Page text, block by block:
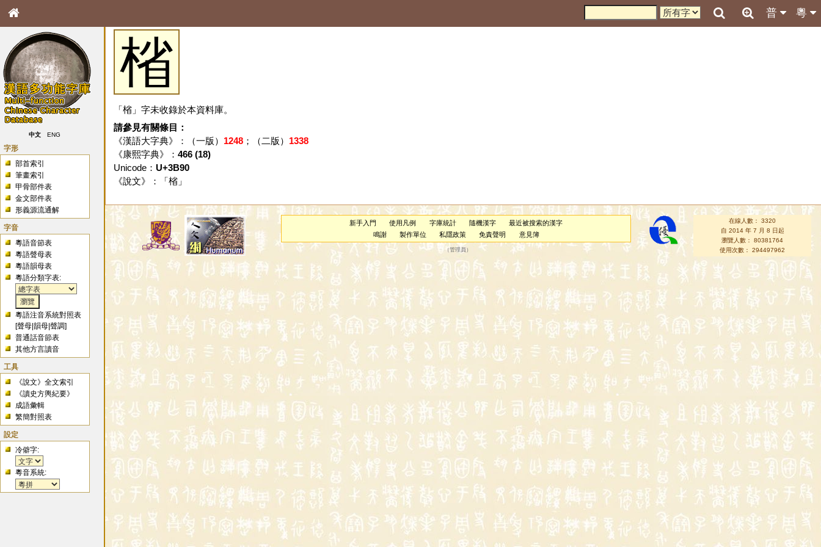
粵
普
中文 ENG
字形
部首索引
筆畫索引
甲骨部件表
金文部件表
形義源流通解
字音
粵語音節表
粵語聲母表
粵語韻母表
粵語分類字表:
粵語注音系統對照表
[聲母 |韻母 |聲調]
普通話音節表
其他方言讀音
工具
《說文》全文索引
《讀史方輿紀要》
成語彙輯
繁簡對照表
設定
冷僻字:
粵音系統:
㮐
「㮐」字未收錄於本資料庫。
請參見有關條目：
《漢語大字典》：（一版） 1248；（二版） 1338
《康熙字典》： 466 (18)
Unicode： U+3B90
《說文》：「 㮐」
新手入門 使用凡例 字庫統計 隨機漢字
最近被搜索的漢字
鳴謝
製作單位 私隱政策 免責聲明 意見簿
（管理員 ）
在線人數： 3320
自 2014 年 7 月 8 日起
瀏覽人數： 80381764
使用次數： 294497962